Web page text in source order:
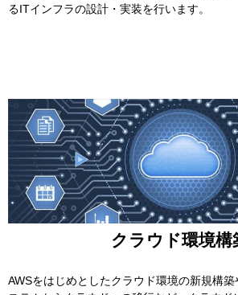
るITインフラの設計・実装を行います。
クラウド環境構
AWSをはじめとしたクラウド環境の新規構